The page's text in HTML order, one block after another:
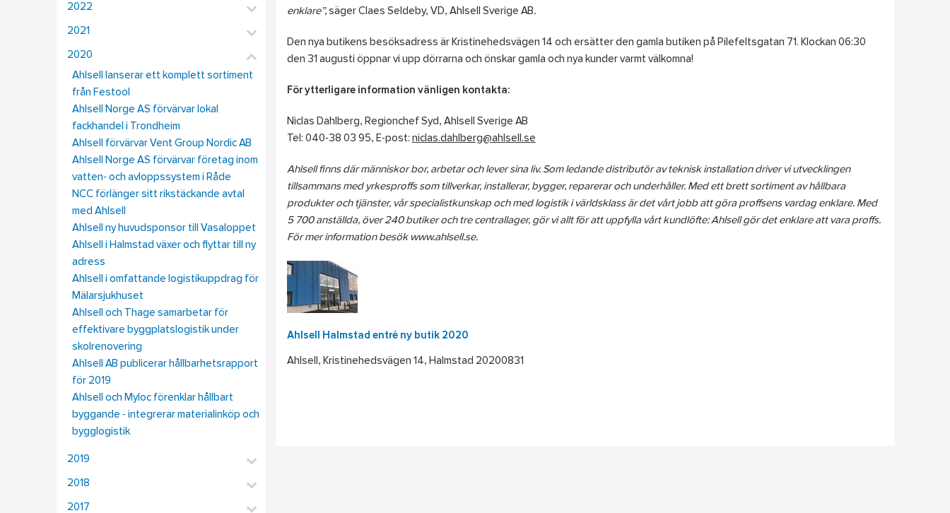
2022
2021
2020
Ahlsell lanserar ett komplett sortiment
från Festool
Ahlsell Norge AS förvärvar lokal
fackhandel i Trondheim
Ahlsell förvärvar Vent Group Nordic AB
Ahlsell Norge AS förvärvar företag inom
vatten- och avloppssystem i Råde
NCC förlänger sitt rikstäckande avtal
med Ahlsell
Ahlsell ny huvudsponsor till Vasaloppet
Ahlsell i Halmstad växer och flyttar till ny
adress
Ahlsell i omfattande logistikuppdrag för
Mälarsjukhuset
Ahlsell och Thage samarbetar för
effektivare byggplatslogistik under
skolrenovering
Ahlsell AB publicerar hållbarhetsrapport
för 2019
Ahlsell och Myloc förenklar hållbart
byggande - integrerar materialinköp och
bygglogistik
2019
2018
2017
enklare”, säger Claes Seldeby, VD, Ahlsell Sverige AB.
Den nya butikens besöksadress är Kristinehedsvägen 14 och ersätter den gamla butiken på Pilefeltsgatan 71. Klockan 06:30
den 31 augusti öppnar vi upp dörrarna och önskar gamla och nya kunder varmt välkomna!
För ytterligare information vänligen kontakta:
Niclas Dahlberg, Regionchef Syd, Ahlsell Sverige AB
Tel: 040-38 03 95, E-post: niclas.dahlberg@ahlsell.se
Ahlsell finns där människor bor, arbetar och lever sina liv. Som ledande distributör av teknisk installation driver vi utvecklingen
tillsammans med yrkesproffs som tillverkar, installerar, bygger, reparerar och underhåller. Med ett brett sortiment av hållbara
produkter och tjänster, vår specialistkunskap och med logistik i världsklass är det vårt jobb att göra proffsens vardag enklare. Med
5 700 anställda, över 240 butiker och tre centrallager, gör vi allt för att uppfylla vårt kundlöfte: Ahlsell gör det enklare att vara proffs.
För mer information besök www.ahlsell.se.
Ahlsell Halmstad entré ny butik 2020
Ahlsell, Kristinehedsvägen 14, Halmstad 20200831